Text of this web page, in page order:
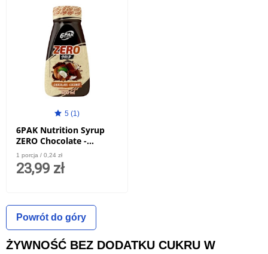
5 (1)
6PAK Nutrition Syrup
ZERO Chocolate -
Coconut - 500ml
1 porcja / 0,24 zł
23,99 zł
Powrót do góry
ŻYWNOŚĆ BEZ DODATKU CUKRU W